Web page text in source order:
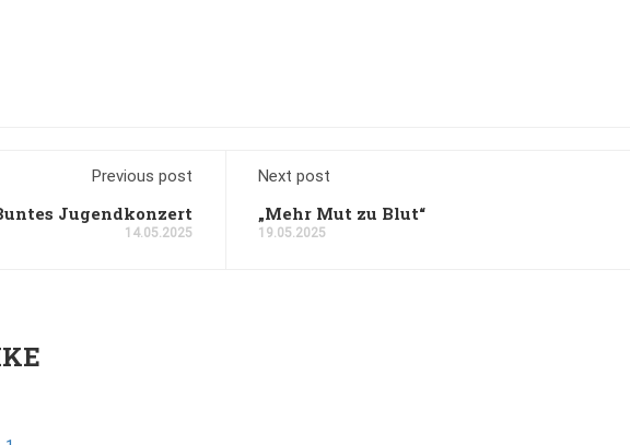
Previous post
Jugendkonzert
14.05.2025
Next post
„Mehr Mut zu Blut“
19.05.2025